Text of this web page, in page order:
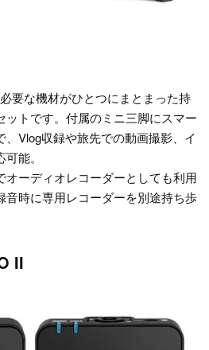
要な機材がひとつにまとまった持
ットです。付属のミニ三脚にスマー
、Vlog収録や旅先での動画撮影、イ
能。
オーディオレコーダーとしても利用
音時に専用レコーダーを別途持ち歩
II